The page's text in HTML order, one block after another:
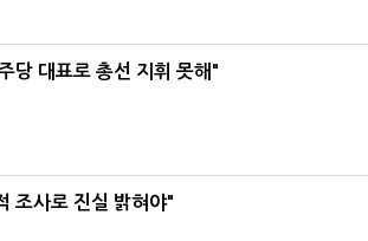
당 대표로 총선 지휘 못해"
조사로 진실 밝혀야"